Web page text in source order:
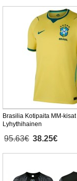
Brasilia Kotipaita MM-
Lyhythihainen
95.63€ 38.25€